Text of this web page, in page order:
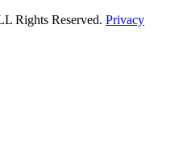
Rights Reserved. Privacy